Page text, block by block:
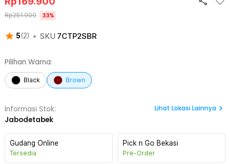
5(2) • SKU 7CTP2SBR
Rp251.900 33%
Pilihan Warna:
Black Brown
Informasi Stok:
Jabodetabek
Lihat Lokasi Lainnya
Gudang Online
Tersedia
Pick n Go Bekasi
Pre-Order